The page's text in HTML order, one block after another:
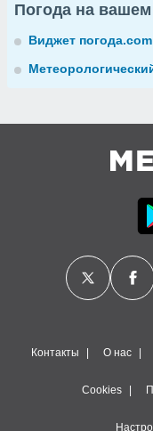
Погода на вашем
Виджет погода.com
Контакты О нас
Cookies